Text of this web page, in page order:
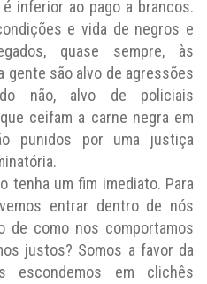
inferior ao pago a brancos.
e vida de negros e
quase sempre, às
gente são alvo de agressões
não, alvo de policiais
ceifam a carne negra em
punidos por uma justiça
tenha um fim imediato. Para
entrar dentro de nós
de como nos comportamos
justos? Somos a favor da
escondemos em clichês